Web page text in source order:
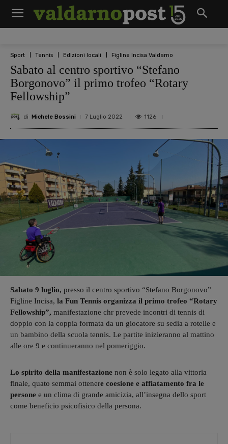
Sport Tennis Edizioni locali Figline Incisa Valdarno
Sabato al centro sportivo “Stefano
Borgonovo” il primo trofeo “Rotary
Fellowship”
di Michele Bossini 7 Luglio 2022 1126
Sabato 9 luglio, presso il centro sportivo “Stefano Borgonovo”
Figline Incisa, la Fun Tennis organizza il primo trofeo “Rotary
Fellowship”, manifestazione chr prevede incontri di tennis di
doppio con la coppia formata da un giocatore su sedia a rotelle e
un bambino della scuola tennis. Le partite inizieranno al mattino
alle ore 9 e continueranno nel pomeriggio.
Lo spirito della manifestazione non è solo legato alla vittoria
finale, quato semmai ottenere coesione e affiatamento fra le
persone e un clima di grande amicizia, all’insegna dello sport
come beneficio psicofisico della persona.